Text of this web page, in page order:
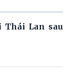
Thái Lan sau